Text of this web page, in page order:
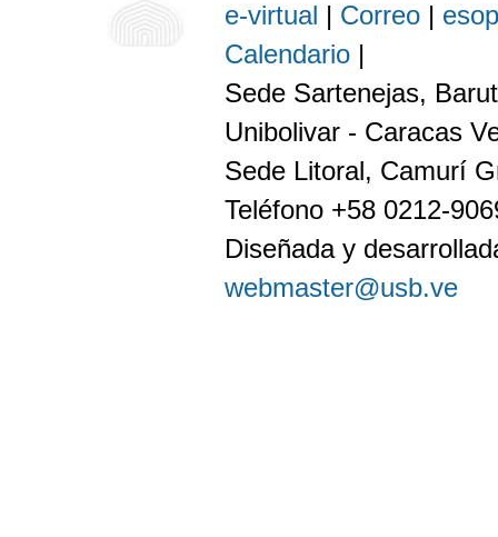
e-virtual Correo|
Calendario|
Sede Sartenejas,
Unibolivar - Caracas
Sede Litoral, Camurí
Teléfono +58 0212-
Diseñada y
webmaster@usb.ve